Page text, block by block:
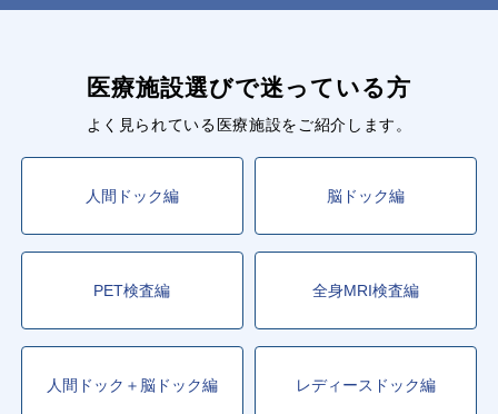
医療施設選びで迷っている方
よく見られている医療施設をご紹介します。
人間ドック編 脳ドック編
PET検査編 全身MRI検査編
人間ドック＋脳ドック編 レディースドック編